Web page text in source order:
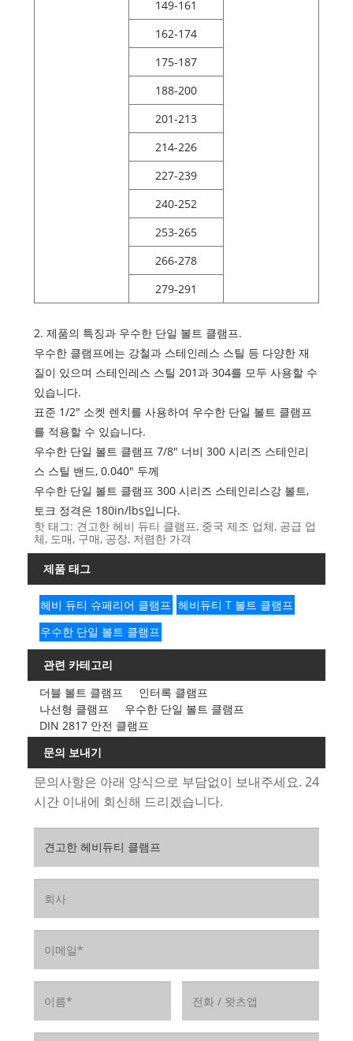
149-161
162-174
175-187
188-200
201-213
214-226
227-239
240-252
253-265
266-278
279-291
2. 제품의 특징과 우수한 단일 볼트 클램프.
우수한 클램프에는 강철과 스테인레스 스틸 등 다양한 재
질이 있으며 스테인레스 스틸 201과 304를 모두 사용할 수
있습니다.
표준 1/2" 소켓 렌치를 사용하여 우수한 단일 볼트 클램프
를 적용할 수 있습니다.
우수한 단일 볼트 클램프 7/8" 너비 300 시리즈 스테인리
스 스틸 밴드, 0.040" 두께
우수한 단일 볼트 클램프 300 시리즈 스테인리스강 볼트,
토크 정격은 180in/lbs입니다.
핫 태그: 견고한 헤비 듀티 클램프, 중국 제조 업체, 공급 업
체, 도매, 구매, 공장, 저렴한 가격
제품 태그
헤비 듀티 슈페리어 클램프 헤비듀티 T 볼트 클램프
우수한 단일 볼트 클램프
관련 카테고리
더블 볼트 클램프
인터록 클램프
나선형 클램프
우수한 단일 볼트 클램프
DIN 2817 안전 클램프
문의 보내기
문의사항은 아래 양식으로 부담없이 보내주세요. 24
시간 이내에 회신해 드리겠습니다.